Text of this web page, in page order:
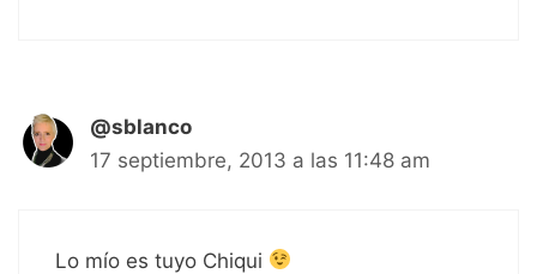
@sblanco
17 septiembre, 2013 a las 11:48 am
Lo mío es tuyo Chiqui